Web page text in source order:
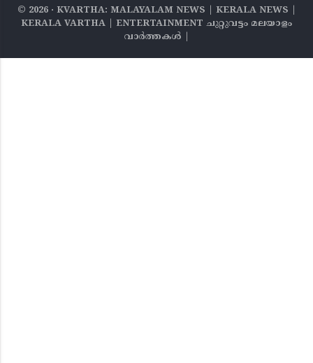
© 2026‧ KVARTHA: MALAYALAM NEWS | KERALA NEWS |
KERALA VARTHA | ENTERTAINMENT ചുറ്റുവട്ടം മലയാളം
വാര്‍ത്തകൾ |